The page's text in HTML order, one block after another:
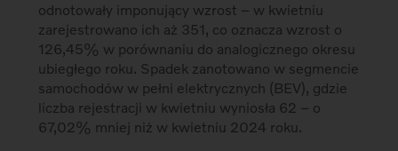
odnotowały imponujący wzrost – w kwietniu
zarejestrowano ich aż 351, co oznacza wzrost o
126,45% w porównaniu do analogicznego okresu
ubiegłego roku. Spadek zanotowano w segmencie
samochodów w pełni elektrycznych (BEV), gdzie
liczba rejestracji w kwietniu wyniosła 62 – o
67,02% mniej niż w kwietniu 2024 roku.